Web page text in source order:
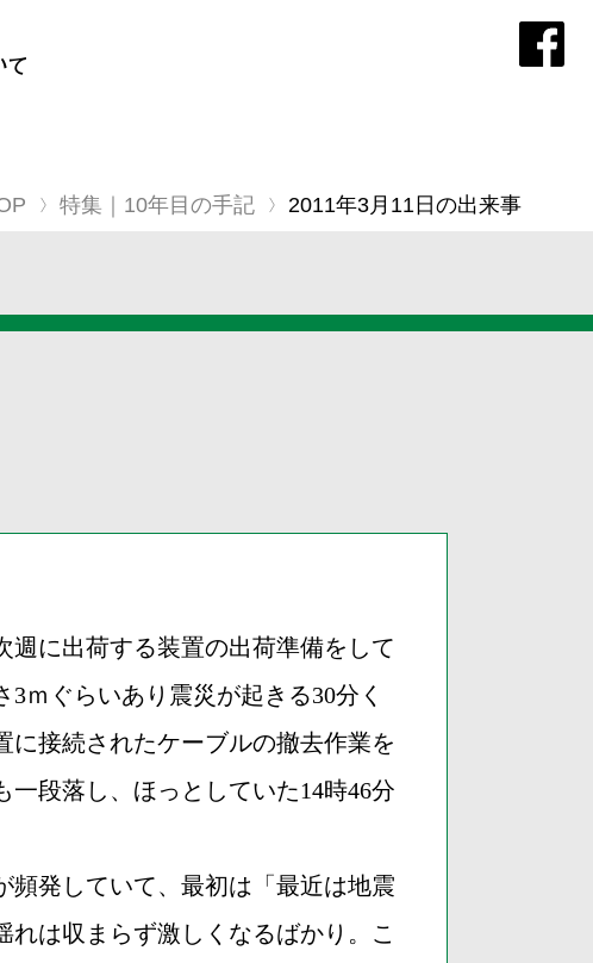
て
特集｜10年目の手記 2011年3月11日の出来事
週に出荷する装置の出荷準備をして
ｍぐらいあり震災が起きる30分く
に接続されたケーブルの撤去作業を
段落し、ほっとしていた14時46分
頻発していて、最初は「最近は地震
は収まらず激しくなるばかり。こ